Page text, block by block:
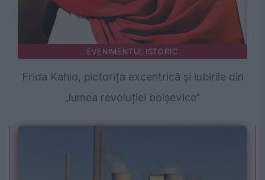
EVENIMENTUL ISTORIC
Frida Kahlo, pictorița excentrică și iubirile din
„lumea revoluției bolșevice”